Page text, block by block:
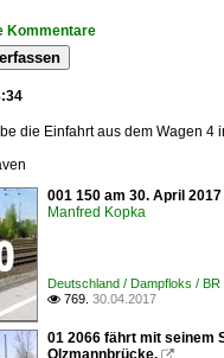
Kommentare
die Einfahrt aus dem Wagen 4
001 150 am 30. April
Manfred Kopka
Deutschland / Dampfloks /
 769. 30.04.2017
01 2066 fährt mit seinem
Olzmannbrücke. 